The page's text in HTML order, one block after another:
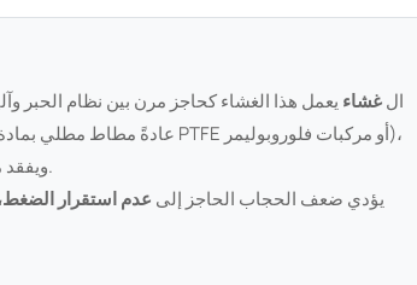
الغشاء يعمل هذا الغشاء كحاجز مرن بين نظام الحبر
ويفقد مرونته تدريجيًا، وقد تتشقق أو تظهر به ثقوب صغيرة نتيجة لتأثير المذيبات.
يؤدي ضعف الحجاب الحاجز إلى عدم استقرار